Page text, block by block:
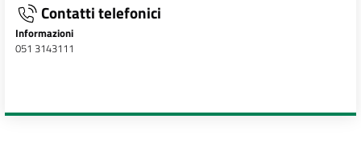
Contatti telefonici
Informazioni
051 3143111